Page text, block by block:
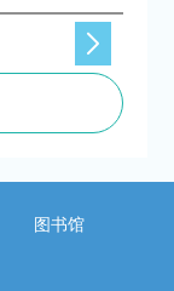
图书馆